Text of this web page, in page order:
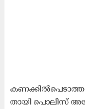
ക​ണ​ക്കി​ൽ​പെ​ടാ​ത്ത
താ​യി പൊ​ലീ​സ്